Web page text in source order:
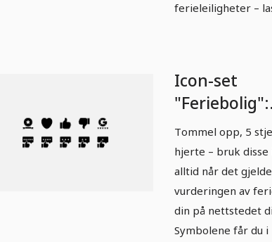
ferieleiligheter –
Icon-set
"Feriebolig":
Vurdering
(fullskjerm)
Tommel opp, 5
hjerte – bruk disse
alltid når det
vurderingen av
din på nettstedet
Symbolene får du i